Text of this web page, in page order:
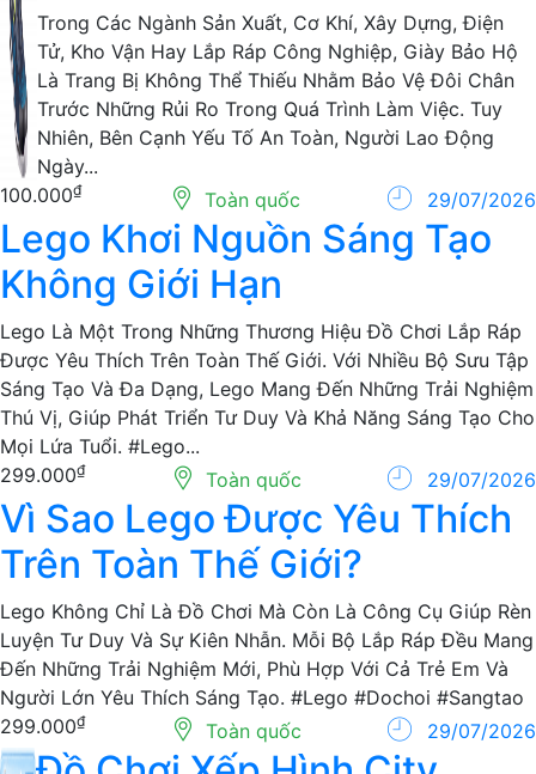
Trong Các Ngành Sản Xuất, Cơ Khí, Xây Dựng, Điện
Tử, Kho Vận Hay Lắp Ráp Công Nghiệp, Giày Bảo Hộ
Là Trang Bị Không Thể Thiếu Nhằm Bảo Vệ Đôi Chân
Trước Những Rủi Ro Trong Quá Trình Làm Việc. Tuy
Nhiên, Bên Cạnh Yếu Tố An Toàn, Người Lao Động
Ngày...
100.000₫ Toàn quốc 29/07/2026
Lego Khơi Nguồn Sáng Tạo
Không Giới Hạn
Lego Là Một Trong Những Thương Hiệu Đồ Chơi Lắp Ráp
Được Yêu Thích Trên Toàn Thế Giới. Với Nhiều Bộ Sưu Tập
Sáng Tạo Và Đa Dạng, Lego Mang Đến Những Trải Nghiệm
Thú Vị, Giúp Phát Triển Tư Duy Và Khả Năng Sáng Tạo Cho
Mọi Lứa Tuổi. #Lego...
299.000₫ Toàn quốc 29/07/2026
Vì Sao Lego Được Yêu
Thích Trên Toàn Thế Giới?
Lego Không Chỉ Là Đồ Chơi Mà Còn Là Công Cụ Giúp
Rèn Luyện Tư Duy Và Sự Kiên Nhẫn. Mỗi Bộ Lắp Ráp
Đều Mang Đến Những Trải Nghiệm Mới, Phù Hợp Với
Cả Trẻ Em Và Người Lớn Yêu Thích Sáng Tạo. #Lego
#Dochoi #Sangtao
299.000
Toàn quốc 29/07/2026